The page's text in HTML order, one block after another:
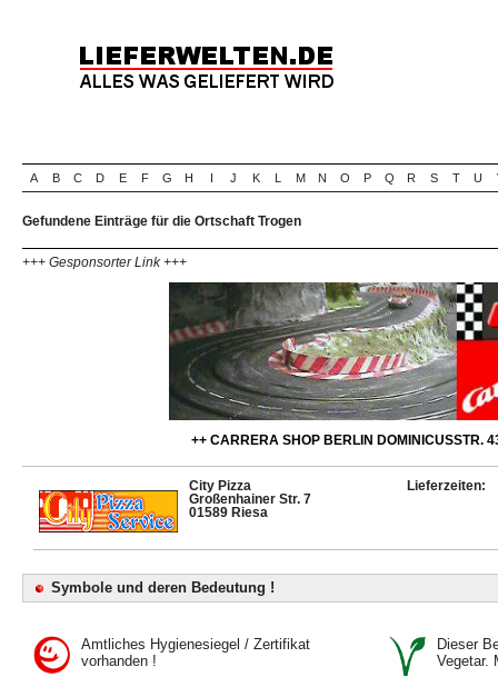
A B C D E F G H I J K L M N O P Q R S T U
Gefundene Einträge für die Ortschaft Trogen
+++ Gesponsorter Link +++
++ CARRERA SHOP BERLIN DOMINICUSSTR.
City Pizza
Großenhainer Str. 7
01589 Riesa
Lieferzeiten:
Symbole und deren Bedeutung !
Amtliches Hygienesiegel / Zertifikat
vorhanden !
Dieser
Vegetar.